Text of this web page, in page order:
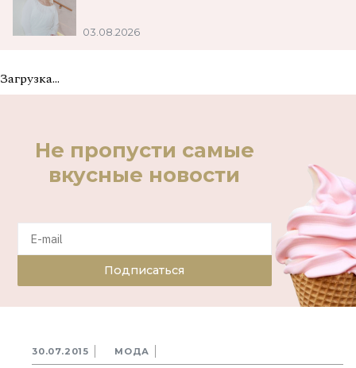
03.08.2026
Загрузка...
Не пропусти самые
вкусные новости
Подписаться
30.07.2015 МОДА